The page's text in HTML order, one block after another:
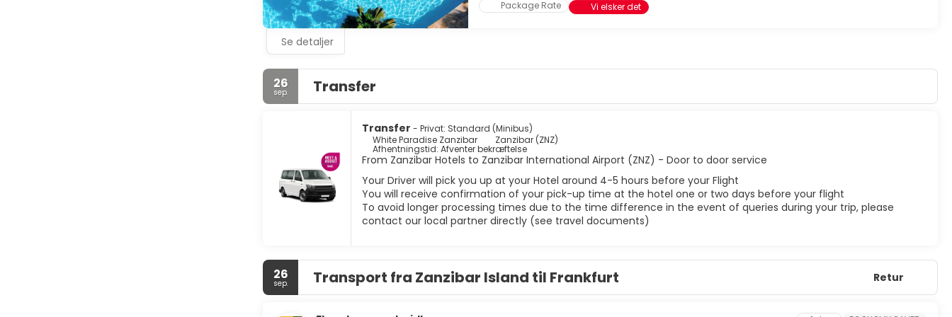
Package Rate Vi elsker det
Se detaljer
26
sep. Transfer
Transfer - Privat: Standard (Minibus)
White Paradise Zanzibar
Zanzibar (ZNZ)
Afhentningstid: Afventer bekræftelse
From Zanzibar Hotels to Zanzibar International Airport (ZNZ) - Door to door service
Your Driver will pick you up at your Hotel around 4-5 hours before your Flight
You will receive confirmation of your pick-up time at the hotel one or two days before your flight
To avoid longer processing times due to the time difference in the event of queries during your trip, please
contact our local partner directly (see travel documents)
26
sep. Transport fra Zanzibar Island til Frankfurt Retur